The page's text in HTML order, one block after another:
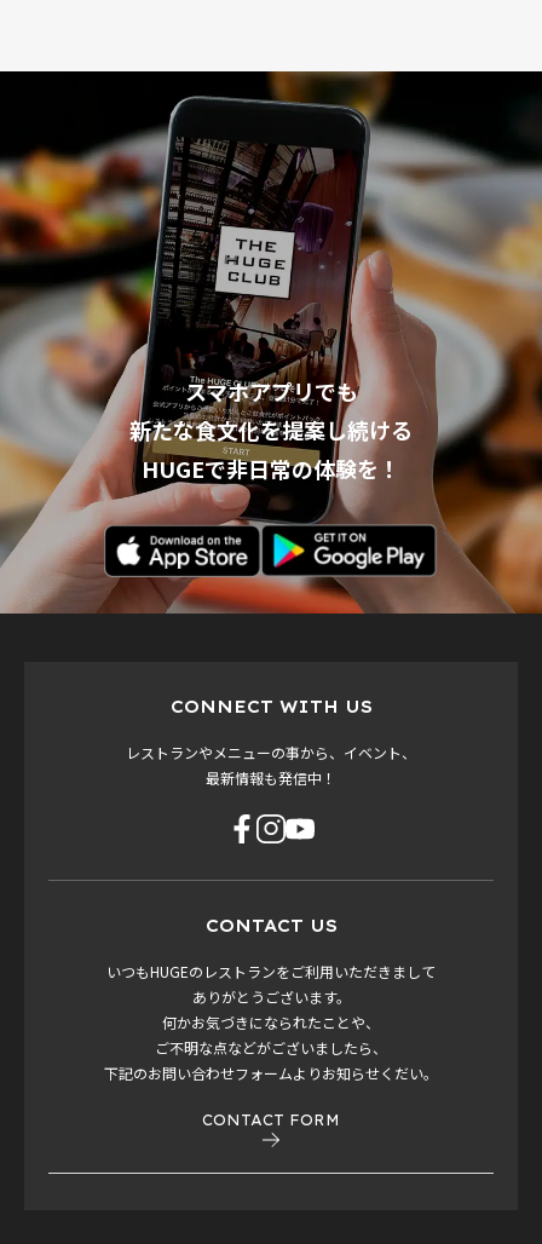
スマホアプリでも
新たな食文化を提案し続ける
HUGEで非日常の体験を！
CONNECT WITH US
レストランやメニューの事から、イベント、
最新情報も発信中！
CONTACT US
いつもHUGEのレストランをご利用いただきまして
ありがとうございます。
何かお気づきになられたことや、
ご不明な点などがございましたら、
下記のお問い合わせフォームよりお知らせくだい。
CONTACT FORM